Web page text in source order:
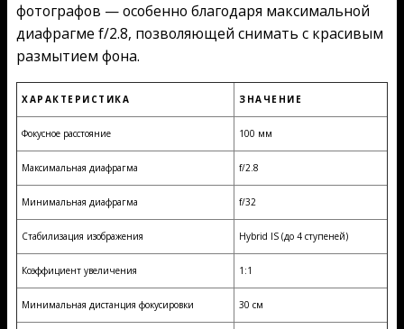
фотографов — особенно благодаря максимальной
диафрагме f/2.8, позволяющей снимать с красивым
размытием фона.
ХАРАКТЕРИСТИКА ЗНАЧЕНИЕ
Фокусное расстояние 100 мм
Максимальная диафрагма f/2.8
Минимальная диафрагма f/32
Стабилизация изображения Hybrid IS (до 4 ступеней)
Коэффициент увеличения 1:1
Минимальная дистанция фокусировки 30 см